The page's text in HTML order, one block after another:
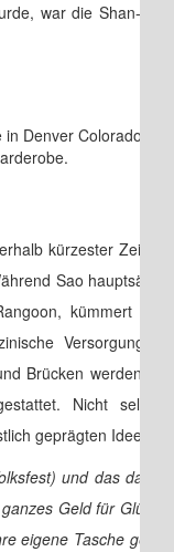
war die Shan-
Denver Colorado,
kürzester Zeit
Sao
kümmert
Versorgung,
Brücken werden
Nicht
geprägten Ideen
und das
Geld für
eigene Tasche